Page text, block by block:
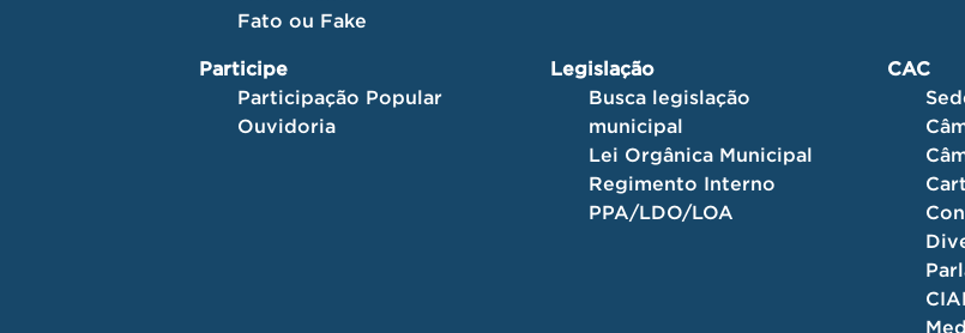
Fato ou Fake
Participe
Participação Popular
Ouvidoria
Legislação
Busca legislação
municipal
Lei Orgânica Municipal
Regimento Interno
PPA/LDO/LOA
CAC